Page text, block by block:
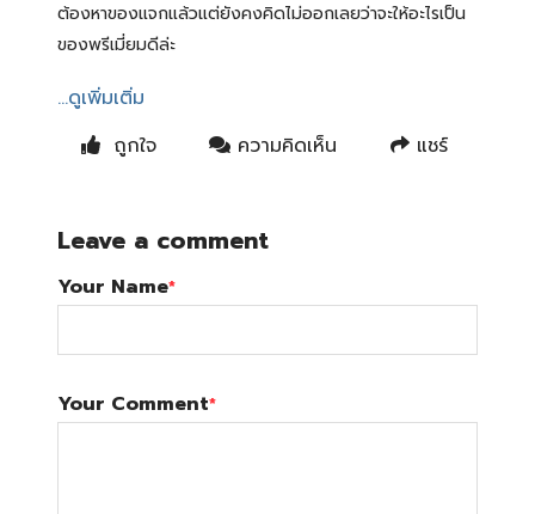
ต้องหาของแจกแล้วแต่ยังคงคิดไม่ออกเลยว่าจะให้อะไรเป็น
ของพรีเมี่ยมดีล่ะ
...ดูเพิ่มเติ่ม
ถูกใจ
ความคิดเห็น แชร์
Leave a comment
Your Name*
Your Comment*